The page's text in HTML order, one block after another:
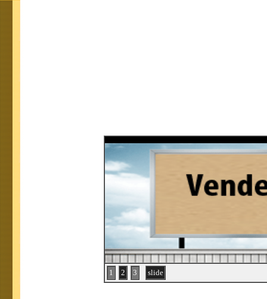
1 2 3 slide